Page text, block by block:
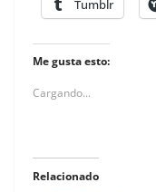
Tumblr
Me gusta esto:
Cargando...
Relacionado